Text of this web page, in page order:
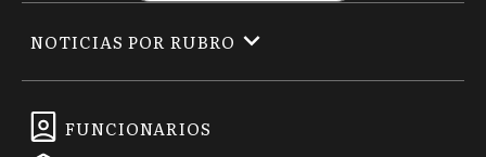
FUNCIONARIOS
NOTICIAS POR RUBRO